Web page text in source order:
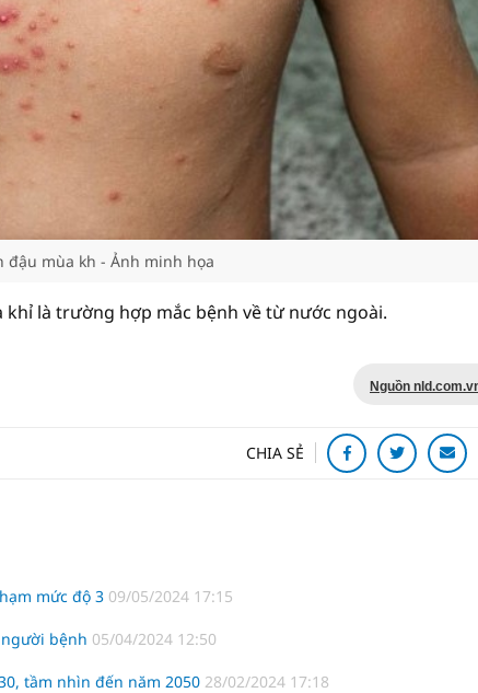
đậu mùa kh - Ảnh minh họa
khỉ là trường hợp mắc bệnh về từ nước ngoài.
Nguồn
CHIA SẺ
mức độ 3 09/05/2024 17:15
bệnh 05/04/2024 12:50
tầm nhìn đến năm 2050 28/02/2024 17:18